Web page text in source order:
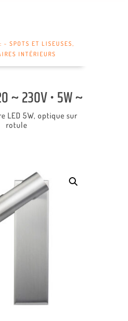
:~ SPOTS ET LISEUSES,
INTÉRIEURS
~ 230V • 5W ~
LED 5W, optique sur
rotule